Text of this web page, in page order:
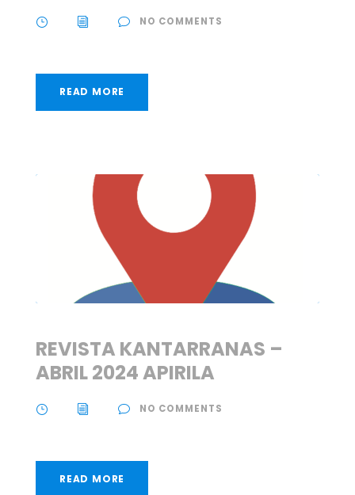
NO COMMENTS
READ MORE
REVISTA KANTARRANAS –
ABRIL 2024 APIRILA
NO COMMENTS
READ MORE